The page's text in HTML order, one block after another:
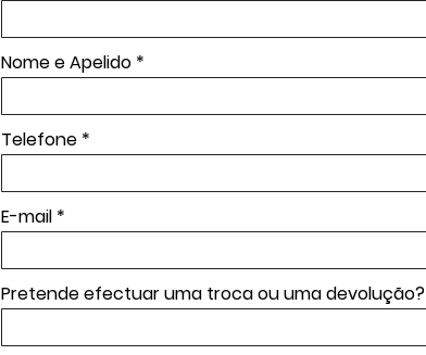
Nome e Apelido
Telefone
E-mail
Pretende efectuar uma troca ou uma devolução?